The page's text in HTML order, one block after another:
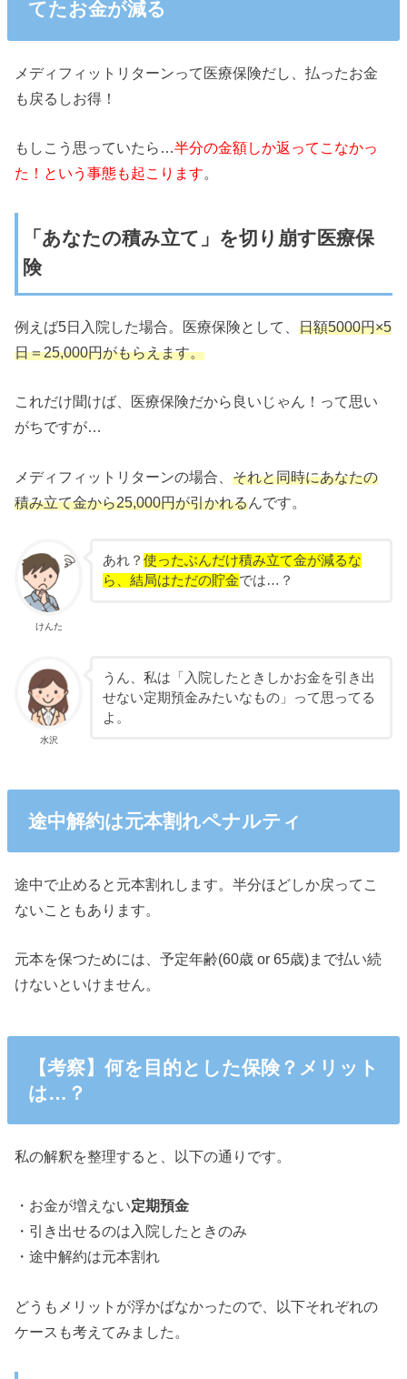
てたお金が減る
メディフィットリターンって医療保険だし、払ったお金
も戻るしお得！
もしこう思っていたら…半分の金額しか返ってこなかっ
た！という事態も起こります。
「あなたの積み立て」を切り崩す医療保
険
例えば5日入院した場合。医療保険として、日額5000円×5
日＝25,000円がもらえます。
これだけ聞けば、医療保険だから良いじゃん！って思い
がちですが…
メディフィットリターンの場合、それと同時にあなたの
積み立て金から25,000円が引かれるんです。
けんた
あれ？ 使ったぶんだけ積み立て金が減るな
ら、結局はただの貯金では…？
水沢
うん、私は「入院したときしかお金を引き出
せない定期預金みたいなもの」って思ってる
よ。
途中解約は元本割れペナルティ
途中で止めると元本割れします。半分ほどしか戻ってこ
ないこともあります。
元本を保つためには、予定年齢(60歳 or 65歳)まで払い続
けないといけません。
【考察】何を目的とした保険？メリット
は…？
私の解釈を整理すると、以下の通りです。
・お金が増えない定期預金
・引き出せるのは入院したときのみ
・途中解約は元本割れ
どうもメリットが浮かばなかったので、以下それぞれの
ケースも考えてみました。